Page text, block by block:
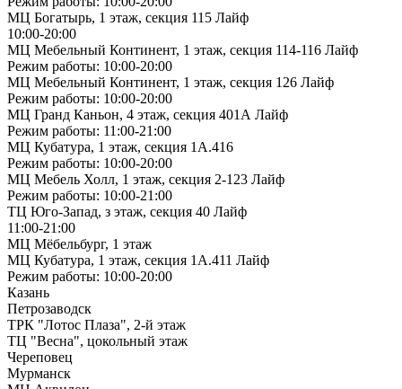
МЦ Богатырь, 1 этаж, секция 115 Лайф
10:00-20:00
МЦ Мебельный Континент, 1 этаж, секция 114-116 Лайф
Режим работы: 10:00-20:00
МЦ Мебельный Континент, 1 этаж, секция 126 Лайф
Режим работы: 10:00-20:00
МЦ Гранд Каньон, 4 этаж, секция 401А Лайф
Режим работы: 11:00-21:00
МЦ Кубатура, 1 этаж, секция 1А.416
Режим работы: 10:00-20:00
МЦ Мебель Холл, 1 этаж, секция 2-123 Лайф
Режим работы: 10:00-21:00
ТЦ Юго-Запад, з этаж, секция 40 Лайф
11:00-21:00
МЦ Мёбельбург, 1 этаж
МЦ Кубатура, 1 этаж, секция 1А.411 Лайф
Режим работы: 10:00-20:00
Казань
Петрозаводск
ТРК "Лотос Плаза", 2-й этаж
ТЦ "Весна", цокольный этаж
Череповец
Мурманск